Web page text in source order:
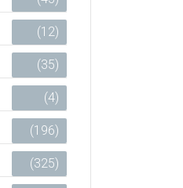
(12)
(35)
(4)
(196)
(325)